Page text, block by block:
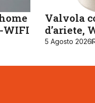
WIFI
Valvola
d’ariete,
5 Agosto 2026